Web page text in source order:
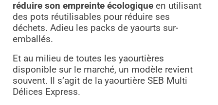
réduire son empreinte écologiqueen utilisant
des pots réutilisables pour réduire ses
déchets. Adieu les packs de yaourts sur-
emballés.
Et au milieu de toutes les yaourtières
disponible sur le marché, un modèle revient
souvent. Il s’agit de la yaourtière SEB Multi
Délices Express.